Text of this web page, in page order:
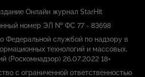
Онлайн журнал StarHit
номер ЭЛ № ФС 77 - 83698
Федеральной службой по надзору в
технологий и массовых,
(Роскомнадзор) 26.07.2022 18+
с ограниченной ответственностью